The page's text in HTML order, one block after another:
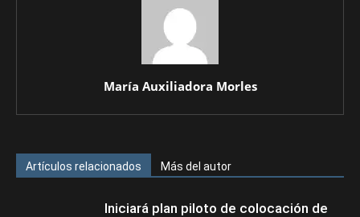
María Auxiliadora Morles
Artículos relacionados Más del autor
Iniciará plan piloto de colocación de